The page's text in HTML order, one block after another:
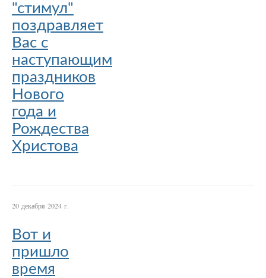
"стимул"
поздравляет
Вас с
наступающим
праздников
Нового
года и
Рождества
Христова
20 декабря 2024 г.
Вот и
пришло
время